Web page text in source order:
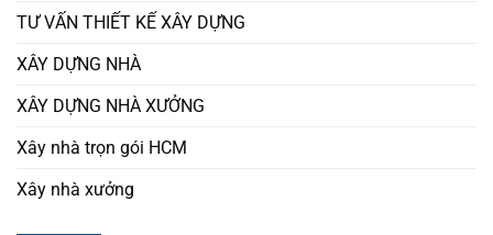
TƯ VẤN THIẾT KẾ XÂY DỰNG
XÂY DỰNG NHÀ
XÂY DỰNG NHÀ XƯỞNG
Xây nhà trọn gói HCM
Xây nhà xưởng